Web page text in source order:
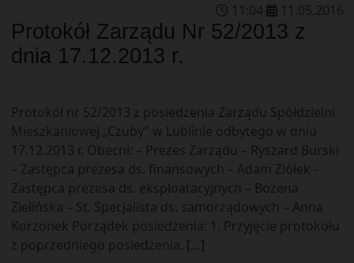
11 :04 11 .05.2016
Protokół Zarządu Nr 52/2013 z
dnia 17.12.2013 r.
Protokół nr 52/2013 z posiedzenia Zarządu Spółdzielni
Mieszkaniowej „Czuby” w Lublinie odbytego w dniu
17.12.2013 r. Obecni: – Prezes Zarządu – Ryszard Burski
– Zastępca prezesa ds. finansowych – Adam Ziółek –
Zastępca prezesa ds. eksploatacyjnych – Bożena
Zielińska – St. Specjalista ds. samorządowych – Anna
Korzonek Porządek posiedzenia: 1. Przyjęcie protokołu
z poprzedniego posiedzenia. […]